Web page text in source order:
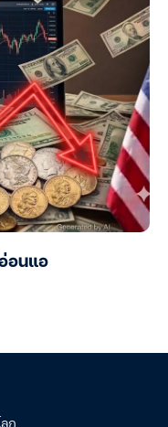
อนแอ
ก